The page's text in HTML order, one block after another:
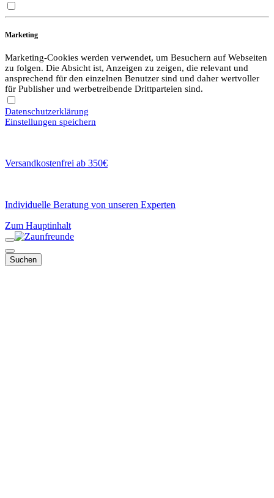
Marketing
Marketing-Cookies werden verwendet, um Besuchern auf Webseiten
zu folgen. Die Absicht ist, Anzeigen zu zeigen, die relevant und
ansprechend für den einzelnen Benutzer sind und daher wertvoller
für Publisher und werbetreibende Drittparteien sind.
Datenschutzerklärung
Einstellungen speichern
Versandkostenfrei ab 350€
Individuelle Beratung von unseren Experten
Zum Hauptinhalt
Suchen